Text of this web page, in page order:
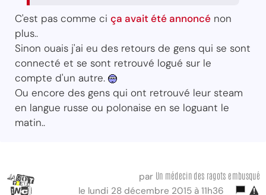
C'est pas comme ci ça avait été annoncé non
plus..
Sinon ouais j'ai eu des retours de gens qui se sont
connecté et se sont retrouvé logué sur le
compte d'un autre.
Ou encore des gens qui ont retrouvé leur steam
en langue russe ou polonaise en se loguant le
matin..
par Un médecin des ragots embusqué
le lundi 28 décembre 2015 à 11h36